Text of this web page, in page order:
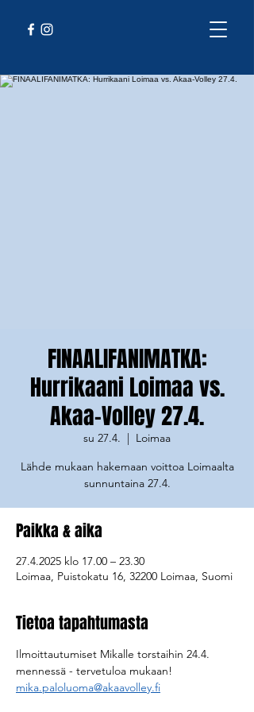
FINAALIFANIMATKA:
Hurrikaani Loimaa vs.
Akaa-Volley 27.4.
su 27.4.
  |
Loimaa
Lähde mukaan hakemaan voittoa Loimaalta
Paikka & aika
27.4.2025 klo 17.00 – 23.30
Loimaa, Puistokatu 16, 32200 Loimaa, Suomi
Tietoa tapahtumasta
Ilmoittautumiset Mikalle torstaihin 24.4.
mennessä - tervetuloa mukaan!
mika.paloluoma@akaavolley.fi